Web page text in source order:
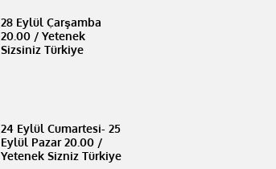
28 Eylül Çarşamba
20.00 / Yetenek
Sizsiniz Türkiye
24 Eylül Cumartesi- 25
Eylül Pazar 20.00 /
Yetenek Sizniz Türkiye